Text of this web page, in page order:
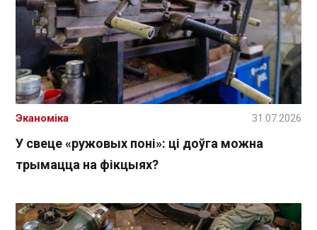
У свеце «ружовых поні»: ці доўга можна
трымацца на фікцыях?
Эканоміка 31.07.2026